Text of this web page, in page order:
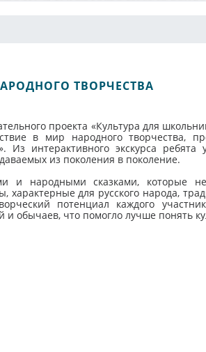
ТВОРЧЕСТВА
проекта «Культура для
в мир народного творчества,
Из интерактивного экскурса
из поколения в поколение.
и народными сказками, которые
характерные для русского народа,
потенциал каждого
обычаев, что помогло лучше понять